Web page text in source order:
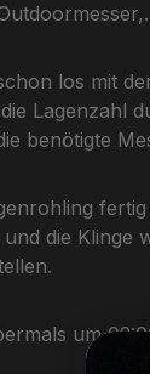
los mit
Lagenzahl
benötigte
die
um